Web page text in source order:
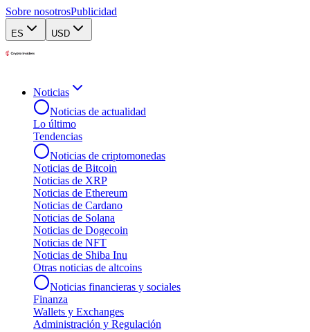
Sobre nosotrosPublicidad
ES USD
Noticias
Noticias de actualidad
Lo último
Tendencias
Noticias de criptomonedas
Noticias de Bitcoin
Noticias de XRP
Noticias de Ethereum
Noticias de Cardano
Noticias de Solana
Noticias de Dogecoin
Noticias de NFT
Noticias de Shiba Inu
Otras noticias de altcoins
Noticias financieras y sociales
Finanza
Wallets y Exchanges
Administración y Regulación